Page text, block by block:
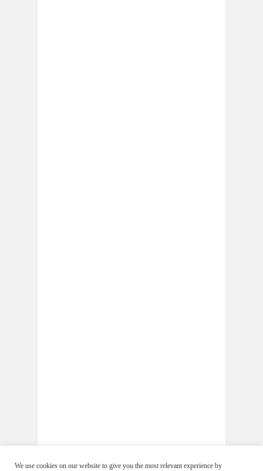
We use cookies on our website to give you the most relevant experience by